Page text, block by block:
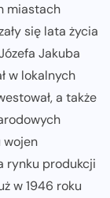
miastach
się lata życia
Jakuba
w lokalnych
a także
wojen
rynku produkcji
w 1946 roku